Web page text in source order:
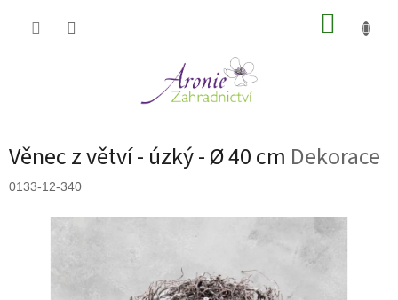
Věnec z větví - úzký - Ø 40 cm Dekorace
0133-12-340